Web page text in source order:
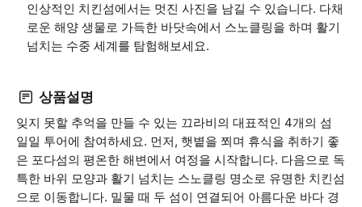
인상적인 치킨섬에서는 멋진 사진을 남길 수 있습니다. 다채
로운 해양 생물로 가득한 바닷속에서 스노클링을 하며 활기
넘치는 수중 세계를 탐험해보세요.
상품설명
잊지 못할 추억을 만들 수 있는 끄라비의 대표적인 4개의 섬
일일 투어에 참여하세요. 먼저, 햇볕을 쬐며 휴식을 취하기 좋
은 포다섬의 평온한 해변에서 여정을 시작합니다. 다음으로 독
특한 바위 모양과 활기 넘치는 스노클링 명소로 유명한 치킨섬
으로 이동합니다. 밀물 때 두 섬이 연결되어 아름다운 바다 경